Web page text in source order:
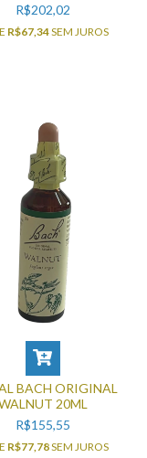
R$202,02
R$67,34SEM JUROS
BACH ORIGINAL
20ML
R$155,55
R$77,78SEM JUROS